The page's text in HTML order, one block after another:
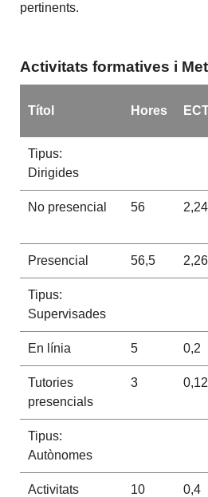
pertinents.
Activitats formatives i
Títol Hores
Tipus:
Dirigides
No presencial 56 2,24
Presencial 56,5 2,26
Tipus:
Supervisades
En línia 5 0,2
Tutories
presencials
3 0,12
Tipus:
Autònomes
Activitats 10 0,4